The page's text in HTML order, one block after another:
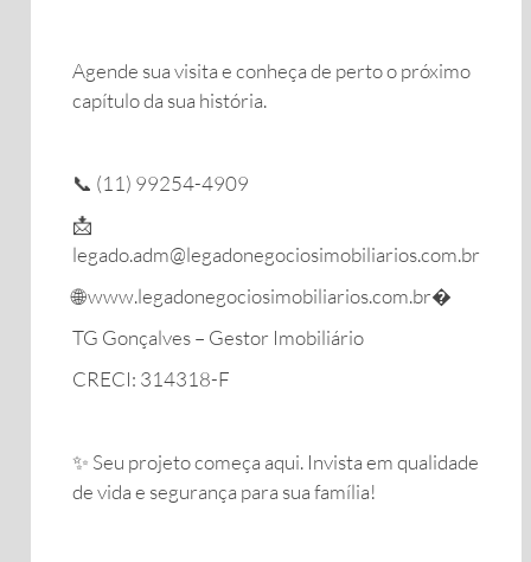
Agende sua visita e conheça de perto o próximo
capítulo da sua história.
📞 (11) 99254-4909
📩
legado.adm@legadonegociosimobiliarios.com.br
🌐 www.legadonegociosimobiliarios.com.br⁠�
TG Gonçalves – Gestor Imobiliário
CRECI: 314318-F
✨ Seu projeto começa aqui. Invista em qualidade
de vida e segurança para sua família!